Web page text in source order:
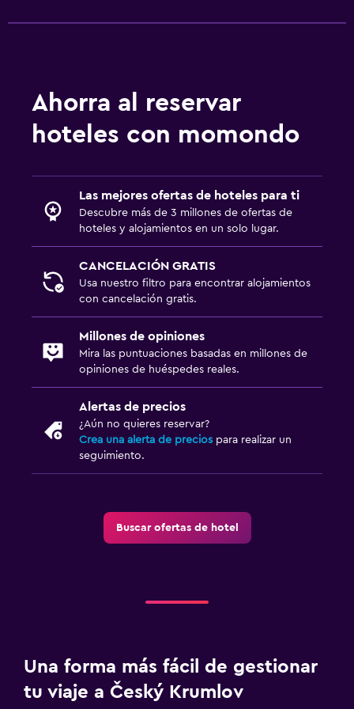
Perchero
Lavandería
Limpieza diaria
Ideal para familias
Cuna/cama nido disponibles
Ahorra al reservar
hoteles con momondo
Las mejores ofertas de hoteles para ti
Descubre más de 3 millones de ofertas de
hoteles y alojamientos en un solo lugar.
CANCELACIÓN GRATIS
Usa nuestro filtro para encontrar alojamientos
con cancelación gratis.
Millones de opiniones
Mira las puntuaciones basadas en millones de
opiniones de huéspedes reales.
Alertas de precios
¿Aún no quieres reservar?
Crea una alerta de precios para realizar un
seguimiento.
Buscar ofertas de hotel
Una forma más fácil de gestionar
tu viaje a Český Krumlov